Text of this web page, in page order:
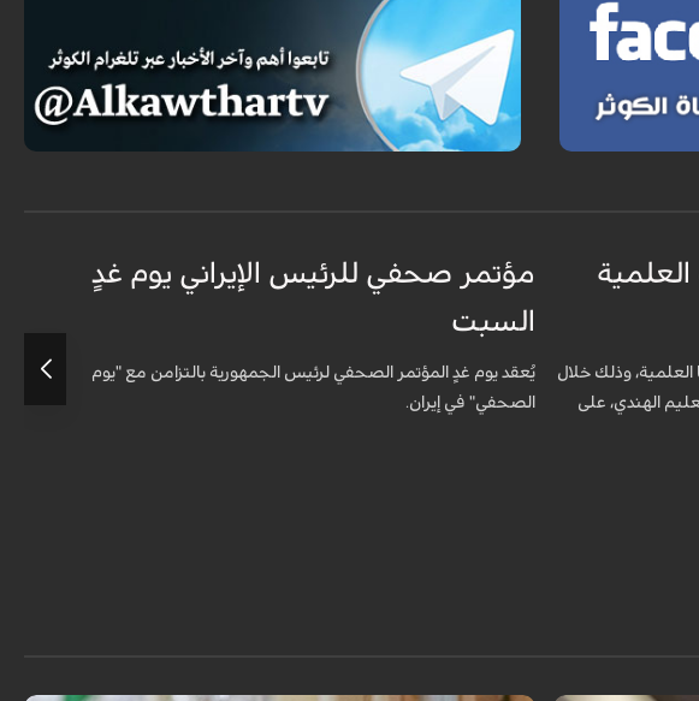
العلمية، وذلك خلال
الهندي، على
مؤتمر صحفي للرئيس الإيراني يوم غدٍ
السبت
يُعقد يوم غدٍ المؤتمر الصحفي لرئيس الجمهورية بالتزامن مع "يوم
الصحفي" في إيران.